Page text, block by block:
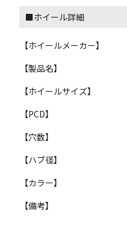
■ホイール詳細
【ホイールメーカー】
【製品名】
【ホイールサイズ】
【PCD】
【穴数】
【ハブ径】
【カラー】
【備考】